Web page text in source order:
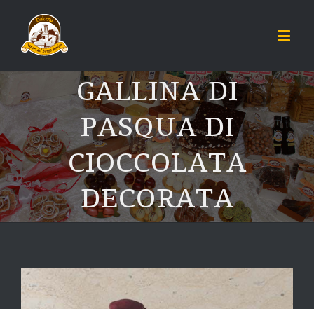
GALLINA DI
PASQUA DI
CIOCCOLATA
DECORATA